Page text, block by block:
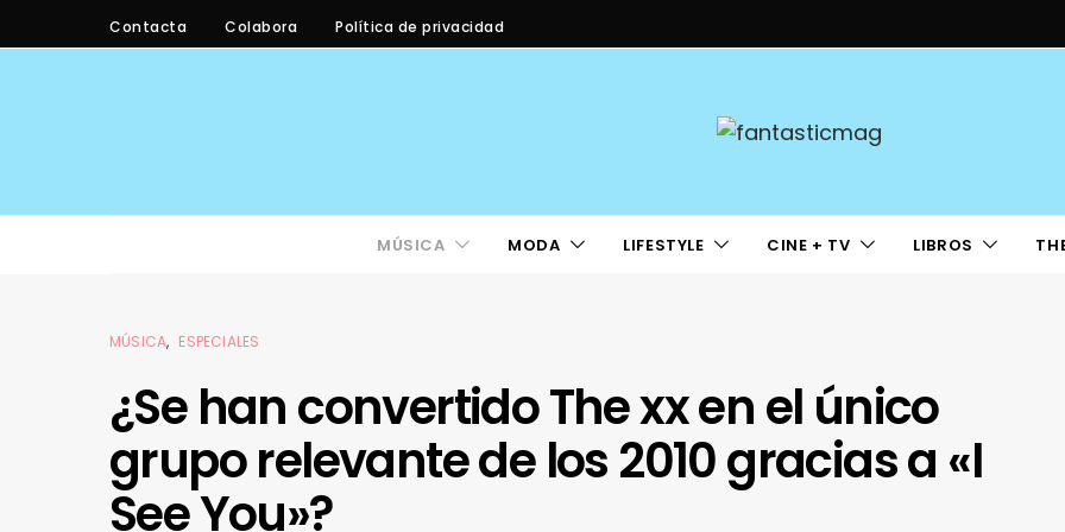
Contacta Colabora Política de privacidad
MÚSICA MODA LIFESTYLE CINE + TV LIBROS
MÚSICA ESPECIALES
¿Se han convertido The xx en el único
grupo relevante de los 2010 gracias a «I
See You»?